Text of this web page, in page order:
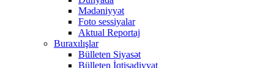
Mədəniyyət
Foto sessiyalar
Aktual Reportaj
Buraxılışlar
Bülleten Siyasət
Bülleten İqtisadiyyat